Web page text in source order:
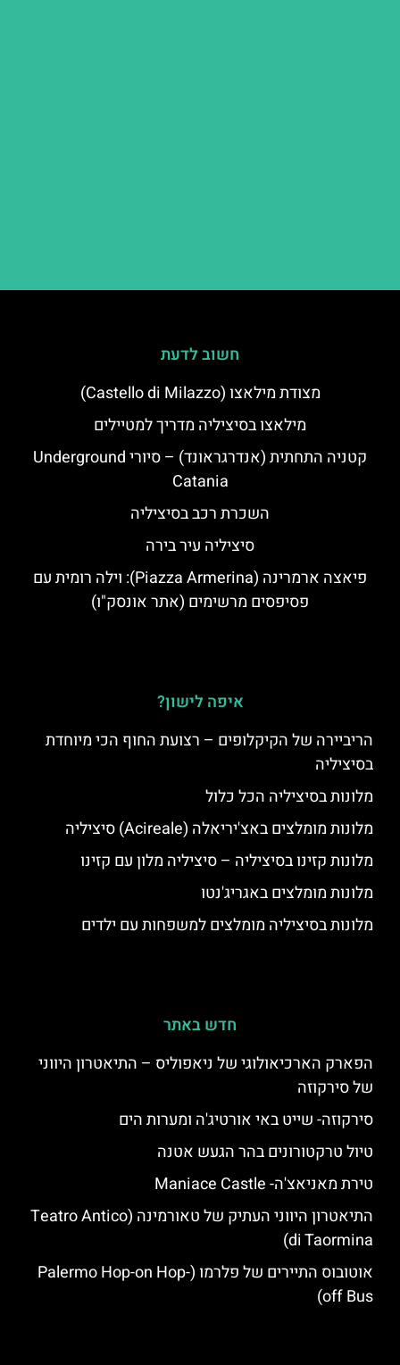
חשוב לדעת
מצודת מילאצו (Castello di Milazzo)
מילאצו בסיציליה מדריך למטיילים
קטניה התחתית (אנדרגראונד) – סיורי Underground
Catania
השכרת רכב בסיציליה
סיציליה עיר בירה
פיאצה ארמרינה (Piazza Armerina): וילה רומית עם
פסיפסים מרשימים (אתר אונסק"ו)
איפה לישון?
הריביירה של הקיקלופים – רצועת החוף הכי מיוחדת
בסיציליה
מלונות בסיציליה הכל כלול
מלונות מומלצים באצ'יריאלה (Acireale) סיציליה
מלונות קזינו בסיציליה – סיציליה מלון עם קזינו
מלונות מומלצים באגריג'נטו
מלונות בסיציליה מומלצים למשפחות עם ילדים
חדש באתר
הפארק הארכיאולוגי של ניאפוליס – התיאטרון היווני
של סירקוזה
סירקוזה- שייט באי אורטיג'ה ומערות הים
טיול טרקטורונים בהר הגעש אטנה
טירת מאניאצ'ה- Maniace Castle
התיאטרון היווני העתיק של טאורמינה (Teatro Antico
di Taormina)
אוטובוס התיירים של פלרמו (Palermo Hop-on Hop-
off Bus)